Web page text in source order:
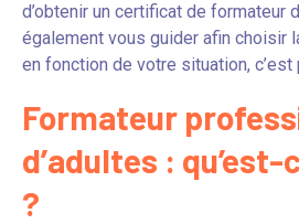
d’obtenir un certificat de formateur
également vous guider afin choisir
en fonction de votre situation, c’est
Formateur
d’adultes : qu’est-
?